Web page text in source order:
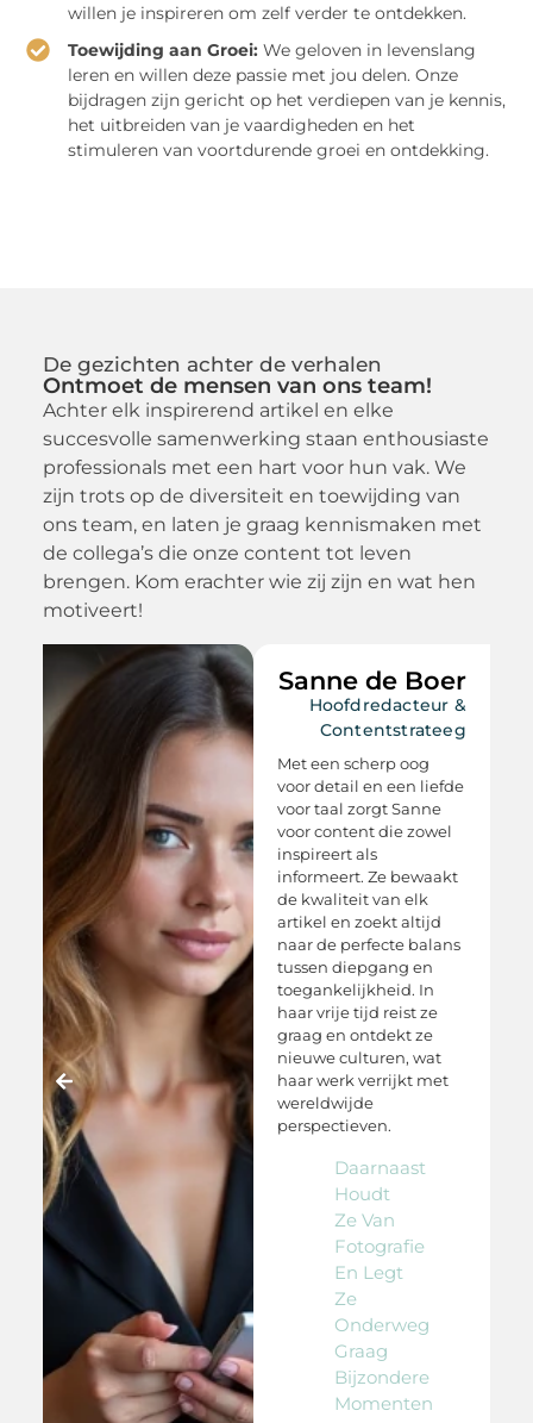
willen je inspireren om zelf verder te ontdekken.
Toewijding aan Groei: We geloven in levenslang
leren en willen deze passie met jou delen. Onze
bijdragen zijn gericht op het verdiepen van je kennis,
het uitbreiden van je vaardigheden en het
stimuleren van voortdurende groei en ontdekking.
De gezichten achter de verhalen
Ontmoet de mensen van ons team!
Achter elk inspirerend artikel en elke
succesvolle samenwerking staan enthousiaste
professionals met een hart voor hun vak. We
zijn trots op de diversiteit en toewijding van
ons team, en laten je graag kennismaken met
de collega’s die onze content tot leven
brengen. Kom erachter wie zij zijn en wat hen
motiveert!
Sanne de Boer
Hoofdredacteur &
Contentstrateeg
Met een scherp oog
voor detail en een liefde
voor taal zorgt Sanne
voor content die zowel
inspireert als
informeert. Ze bewaakt
de kwaliteit van elk
artikel en zoekt altijd
naar de perfecte balans
tussen diepgang en
toegankelijkheid. In
haar vrije tijd reist ze
graag en ontdekt ze
nieuwe culturen, wat
haar werk verrijkt met
wereldwijde
perspectieven.
Daarnaast
Houdt
Ze Van
Fotografie
En Legt
Ze
Onderweg
Graag
Bijzondere
Momenten